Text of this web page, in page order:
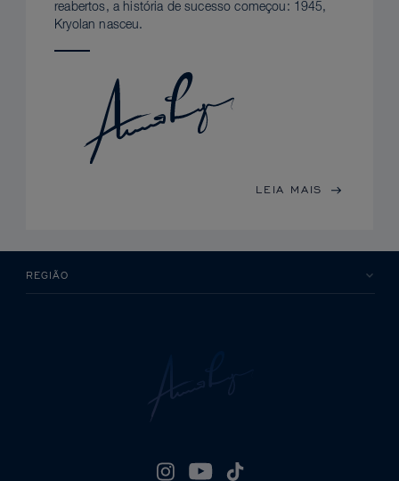
reabertos, a história de sucesso começou: 1945,
Kryolan nasceu.
LEIA MAIS
REGIÃO